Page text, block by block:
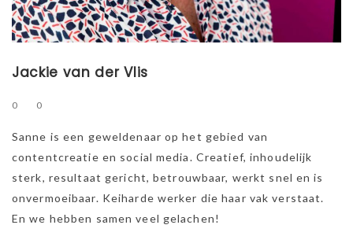
Jackie van der Vlis
0 0
Sanne is een geweldenaar op het gebied van
contentcreatie en social media. Creatief, inhoudelijk
sterk, resultaat gericht, betrouwbaar, werkt snel en is
onvermoeibaar. Keiharde werker die haar vak verstaat.
En we hebben samen veel gelachen!